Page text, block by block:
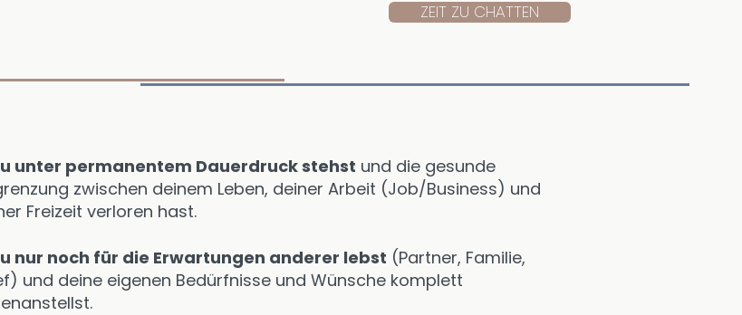
ZEIT ZU CHATTEN
unter permanentem Dauerdruck stehst und die gesunde
zwischen deinem Leben, deiner Arbeit (Job/Business) und
Freizeit verloren hast.
nur noch für die Erwartungen anderer lebst (Partner, Familie,
und deine eigenen Bedürfnisse und Wünsche komplett